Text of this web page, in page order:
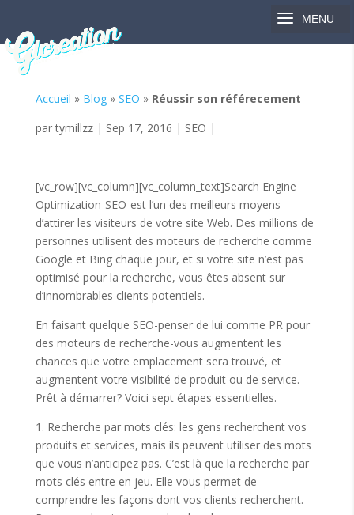
Accueil » Blog» SEO » Réussir son référecement
partymillzz| Sep 17, 2016 | SEO |
[vc_row][vc_column][vc_column_text]Search Engine
Optimization-SEO-est l’un des meilleurs moyens
d’attirer les visiteurs de votre site Web. Des millions de
personnes utilisent des moteurs de recherche comme
Google et Bing chaque jour, et si votre site n’est pas
optimisé pour la recherche, vous êtes absent sur
d’innombrables clients potentiels.
En faisant quelque SEO-penser de lui comme PR pour
des moteurs de recherche-vous augmentent les
chances que votre emplacement sera trouvé, et
augmentent votre visibilité de produit ou de service.
Prêt à démarrer? Voici sept étapes essentielles.
1. Recherche par mots clés: les gens recherchent vos
produits et services, mais ils peuvent utiliser des mots
que vous n’anticipez pas. C’est là que la recherche par
mots clés entre en jeu. Elle vous permet de
comprendre les façons dont vos clients recherchent.